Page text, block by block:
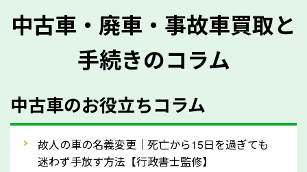
質問させていただく内容は以下の通りとなります。
メーカー／車種
型式／グレード
走行距離（例：約〇万キロ）
車検の満了日
内装や外装の状態
中古車・廃車・事故車買取と
手続きのコラム
中古車のお役立ちコラム
故人の車の名義変更｜死亡から15日を過ぎても
迷わず手放す方法【行政書士監修】